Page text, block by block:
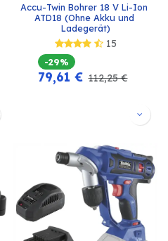
Accu-Twin Bohrer 18 V Li-Ion
ATD18 (Ohne Akku und
Ladegerät)
15
-29%
79,61 € 112,25€